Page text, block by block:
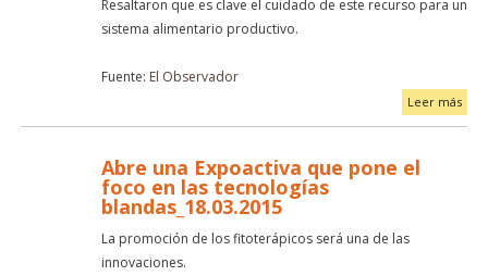
Resaltaron que es clave el cuidado de este recurso para un
sistema alimentario productivo.
Fuente: El Observador
Leer más
Abre una Expoactiva que pone el
foco en las tecnologías
blandas_18.03.2015
La promoción de los fitoterápicos será una de las
innovaciones.